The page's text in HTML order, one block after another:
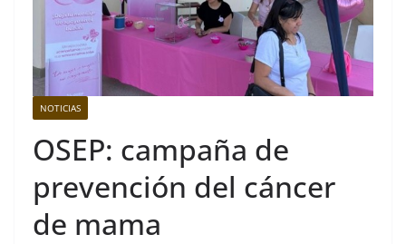
NOTICIAS
OSEP: campaña de
prevención del cáncer
de mama